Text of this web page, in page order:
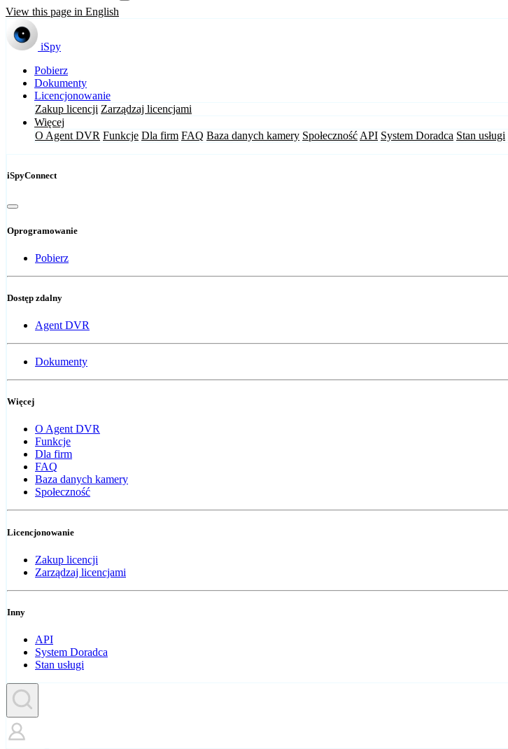
View this page in English
iSpy
Pobierz
Dokumenty
Licencjonowanie
Zakup licencji Zarządzaj licencjami
Więcej
O Agent DVR Funkcje Dla firm FAQ Baza danych kamery Społeczność API System Doradca Stan usługi
iSpyConnect
Oprogramowanie
Pobierz
Dostęp zdalny
Agent DVR
Dokumenty
Więcej
O Agent DVR
Funkcje
Dla firm
FAQ
Baza danych kamery
Społeczność
Licencjonowanie
Zakup licencji
Zarządzaj licencjami
Inny
API
System Doradca
Stan usługi